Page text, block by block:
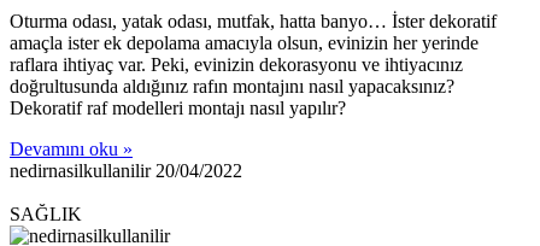
Oturma odası, yatak odası, mutfak, hatta banyo… İster dekoratif
amaçla ister ek depolama amacıyla olsun, evinizin her yerinde
raflara ihtiyaç var. Peki, evinizin dekorasyonu ve ihtiyacınız
doğrultusunda aldığınız rafın montajını nasıl yapacaksınız?
Dekoratif raf modelleri montajı nasıl yapılır?
Devamını oku »
nedirnasilkullanilir 20/04/2022
SAĞLIK